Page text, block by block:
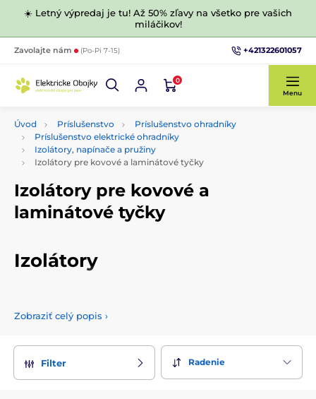
☀️ Letný výpredaj je tu! Až 50% zľavy na všetko pre vašich
miláčikov!
Zavolajte nám (Po-Pi 7-15) +421322601057
0
Menu
Úvod Príslušenstvo
Príslušenstvo ohradníky
Príslušenstvo elektrické ohradníky
Izolátory, napínače a pružiny
Izolátory pre kovové a laminátové tyčky
Izolátory pre kovové a
laminátové tyčky
Izolátory
Zobraziť celý popis ›
Filter Radenie